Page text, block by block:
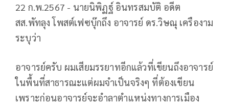
22 ก.พ.2567 - นายนิพิฏฐ์ อินทรสมบัติ อดีต
สส.พัทลุง โพสต์เฟซบุ๊กถึง อาจารย์ ดร.วิษณุ เครืองาม
ระบุว่า
อาจารย์ครับ ผมเสียมรรยาทอีกแล้วที่เขียนถึงอาจารย์
ในพื้นที่สาธารณะแต่ผมจำเป็นจริงๆ ที่ต้องเขียน
เพราะก่อนอาจารย์จะอำลาตำแหน่งทางการเมือง